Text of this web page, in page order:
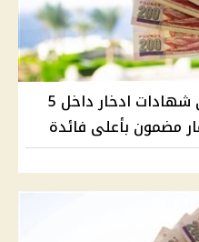
استثمر واربح دخل ثابت..أعلي شهادات ادخار داخل 5